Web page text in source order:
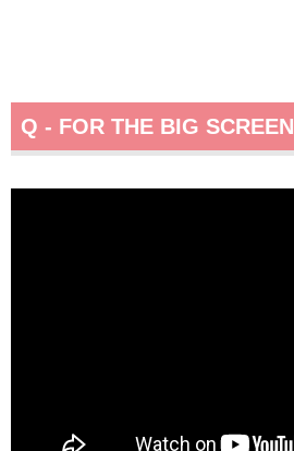
Q - FOR THE BIG SCREEN